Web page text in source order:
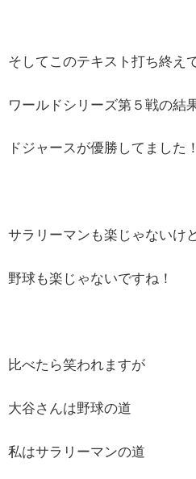
そしてこのテキスト打ち終え
ワールドシリーズ第５戦の結
ドジャースが優勝してました
サラリーマンも楽じゃないけ
野球も楽じゃないですね！
比べたら笑われますが
大谷さんは野球の道
私はサラリーマンの道